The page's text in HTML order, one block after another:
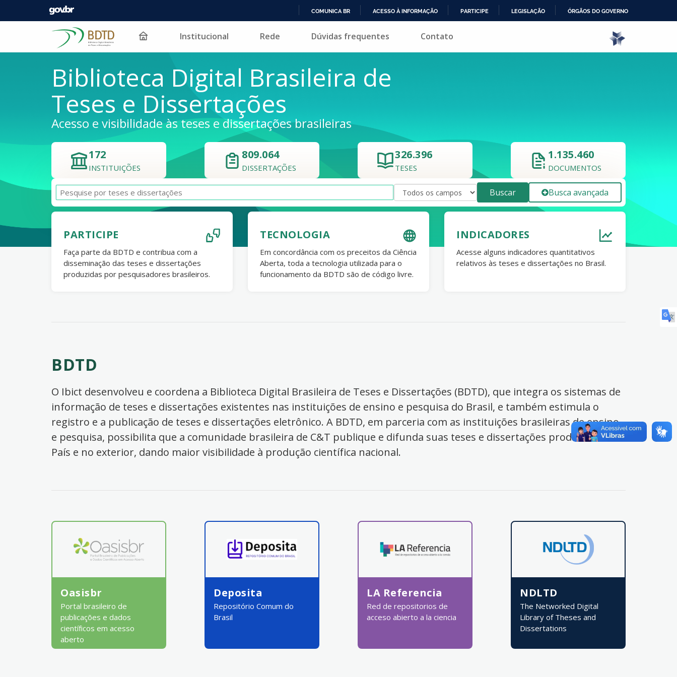
PARA
COMUNICA BR ACESSO À INFORMAÇÃO PARTICIPE LEGISLAÇÃO ÓRGÃOS DO GOVERNO
Pular para o conteúdo Institucional Rede Dúvidas frequentes Contato
Biblioteca Digital Brasileira de
Teses e Dissertações
Acesso e visibilidade às teses e dissertações brasileiras
172
INSTITUIÇÕES
809.064
DISSERTAÇÕES
326.396
TESES
1.135.460
DOCUMENTOS
Buscar Busca avançada
PARTICIPE
Faça parte da BDTD e contribua com a
disseminação das teses e dissertações
produzidas por pesquisadores brasileiros.
TECNOLOGIA
Em concordância com os preceitos da Ciência
Aberta, toda a tecnologia utilizada para o
funcionamento da BDTD são de código livre.
INDICADORES
Acesse alguns indicadores quantitativos
relativos às teses e dissertações no Brasil.
BDTD
O Ibict desenvolveu e coordena a Biblioteca Digital Brasileira de Teses e Dissertações (BDTD), que integra os sistemas de
informação de teses e dissertações existentes nas instituições de ensino e pesquisa do Brasil, e também estimula o
registro e a publicação de teses e dissertações eletrônico. A BDTD, em parceria com as instituições brasileiras de ensino
e pesquisa, possibilita que a comunidade brasileira de C&T publique e difunda suas teses e dissertações produzidas no
País e no exterior, dando maior visibilidade à produção científica nacional.
Oasisbr
Portal brasileiro de
publicações e dados
científicos em acesso
aberto
Deposita
Repositório Comum do
Brasil
LA Referencia
Red de repositorios de
acceso abierto a la ciencia
NDLTD
The Networked Digital
Library of Theses and
Dissertations